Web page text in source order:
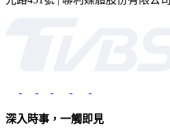
深入時事，一觸即見